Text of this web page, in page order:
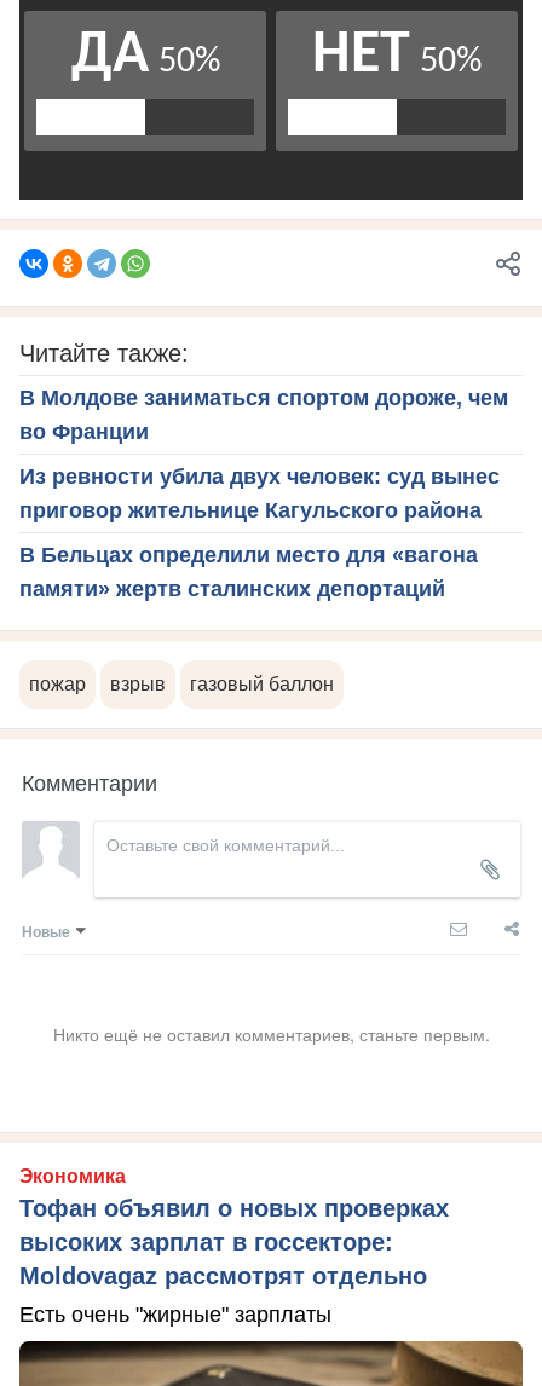
Читайте также:
В Молдове заниматься спортом дороже, чем
во Франции
Из ревности убила двух человек: суд вынес
приговор жительнице Кагульского района
В Бельцах определили место для «вагона
памяти» жертв сталинских депортаций
пожар взрыв газовый баллон
Комментарии
Новые
Никто ещё не оставил комментариев, станьте первым.
Экономика
Тофан объявил о новых проверках
высоких зарплат в госсекторе:
Moldovagaz рассмотрят отдельно
Есть очень "жирные" зарплаты